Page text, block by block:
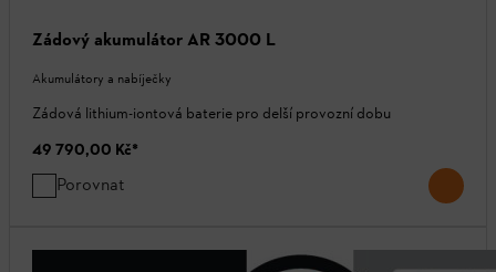
Zádový akumulátor AR 3000 L
Akumulátory a nabíječky
Zádová lithium-iontová baterie pro delší provozní dobu
49 790,00 Kč*
Porovnat